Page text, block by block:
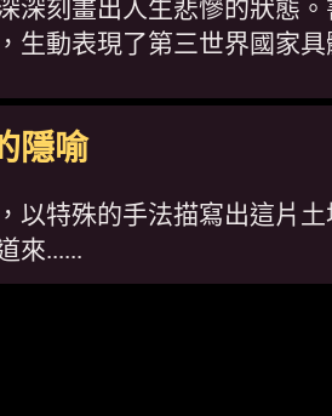
深刻畫出人生悲慘的狀態
生動表現了第三世界國家具
隱喻
以特殊的手法描寫出這片
來......